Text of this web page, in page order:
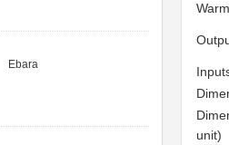
Ebara
unit)